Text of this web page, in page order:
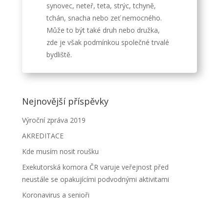
synovec, neteř, teta, strýc, tchyně,
tchán, snacha nebo zeť nemocného.
Může to být také druh nebo družka,
zde je však podmínkou společné trvalé
bydliště.
Nejnovější příspěvky
Výroční zpráva 2019
AKREDITACE
Kde musím nosit roušku
Exekutorská komora ČR varuje veřejnost před
neustále se opakujícími podvodnými aktivitami
Koronavirus a senioři